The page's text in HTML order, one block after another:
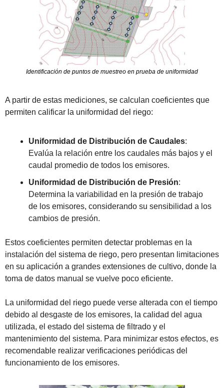
Identificación de puntos de muestreo en prueba de uniformidad
A partir de estas mediciones, se calculan coeficientes que
permiten calificar la uniformidad del riego:
Uniformidad de Distribución de Caudales:
Evalúa la relación entre los caudales más bajos y el
caudal promedio de todos los emisores.
Uniformidad de Distribución de Presión:
Determina la variabilidad en la presión de trabajo
de los emisores, considerando su sensibilidad a los
cambios de presión.
Estos coeficientes permiten detectar problemas en la
instalación del sistema de riego, pero presentan limitaciones
en su aplicación a grandes extensiones de cultivo, donde la
toma de datos manual se vuelve poco eficiente.
La uniformidad del riego puede verse alterada con el tiempo
debido al desgaste de los emisores, la calidad del agua
utilizada, el estado del sistema de filtrado y el
mantenimiento del sistema. Para minimizar estos efectos, es
recomendable realizar verificaciones periódicas del
funcionamiento de los emisores.